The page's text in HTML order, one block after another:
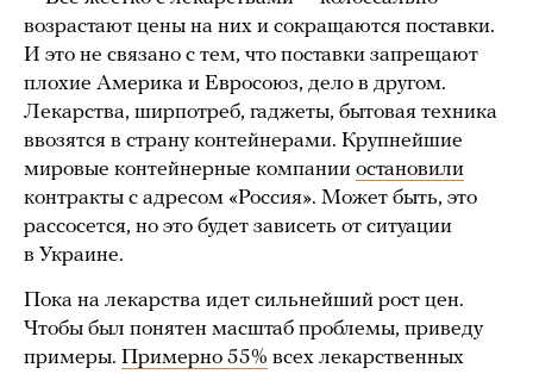
возрастают цены на них и сокращаются поставки.
И это не связано с тем, что поставки запрещают
плохие Америка и Евросоюз, дело в другом.
Лекарства, ширпотреб, гаджеты, бытовая техника
ввозятся в страну контейнерами. Крупнейшие
мировые контейнерные компании остановили
контракты с адресом «Россия». Может быть, это
рассосется, но это будет зависеть от ситуации
в Украине.
Пока на лекарства идет сильнейший рост цен.
Чтобы был понятен масштаб проблемы, приведу
примеры. Примерно 55% всех лекарственных